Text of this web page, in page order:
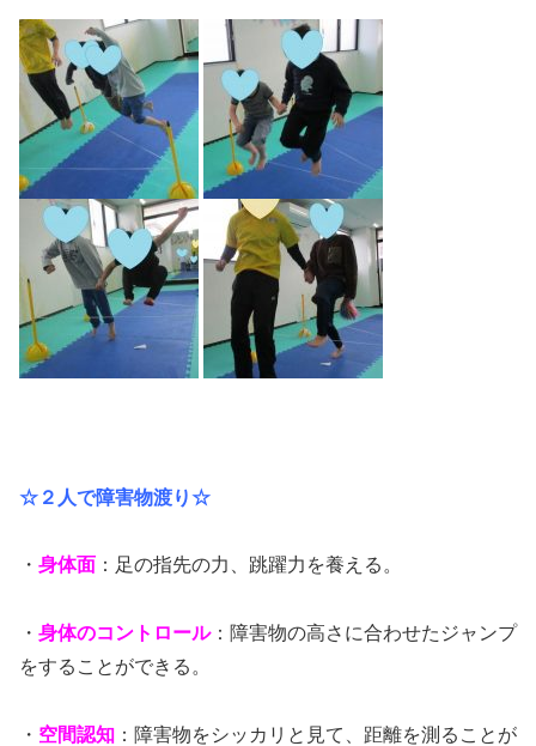
☆２人で障害物渡り☆
・ 身体面 ：足の指先の力、跳躍力を養える。
・ 身体のコントロール：障害物の高さに合わせたジャンプ
をすることができる。
・ 空間認知 ：障害物をシッカリと見て、距離を測ることが